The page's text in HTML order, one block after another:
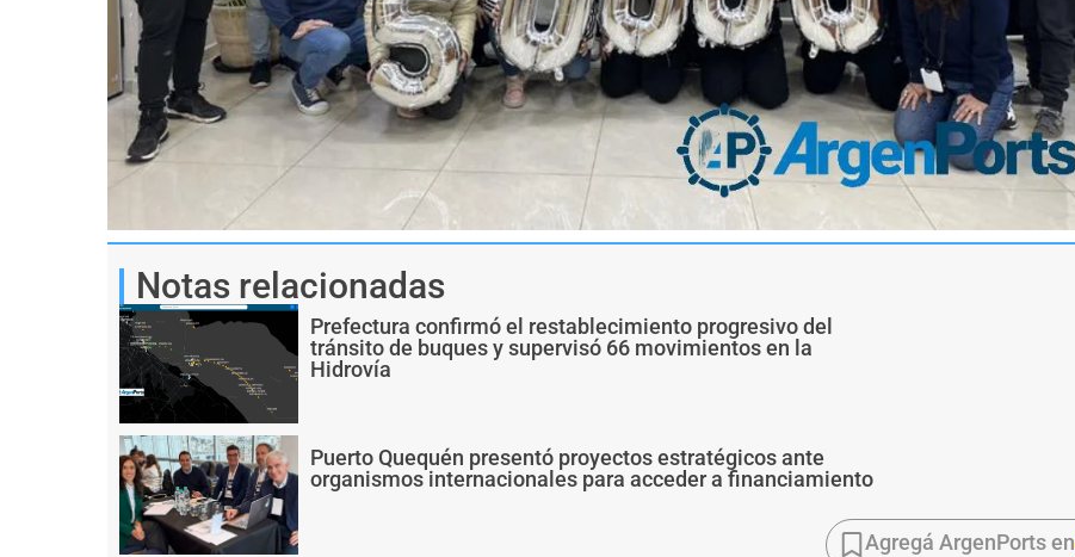
Notas relacionadas
Prefectura confirmó el restablecimiento progresivo del
tránsito de buques y supervisó 66 movimientos en la
Hidrovía
Puerto Quequén presentó proyectos estratégicos ante
organismos internacionales para acceder a financiamiento
Agregá ArgenPorts en